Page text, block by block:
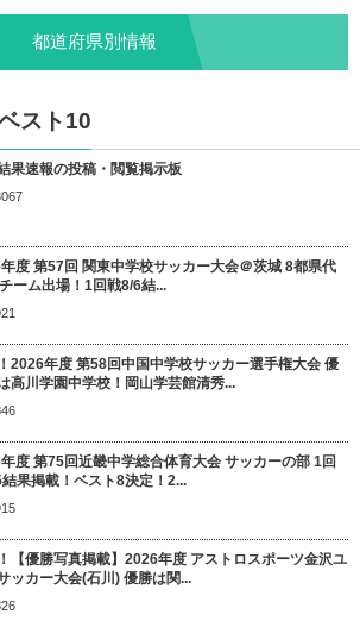
都道府県別情報
スト10
果速報の投稿・閲覧掲示板
度 第57回 関東中学校サッカー大会＠茨城 8都県代
ーム出場！1回戦8/6結...
2026年度 第58回中国中学校サッカー選手権大会 優
高川学園中学校！岡山学芸館清秀...
度 第75回近畿中学総合体育大会 サッカーの部 1回
果掲載！ベスト8決定！2...
【優勝写真掲載】2026年度 アストロスポーツ金沢ユ
ッカー大会(石川) 優勝は関...